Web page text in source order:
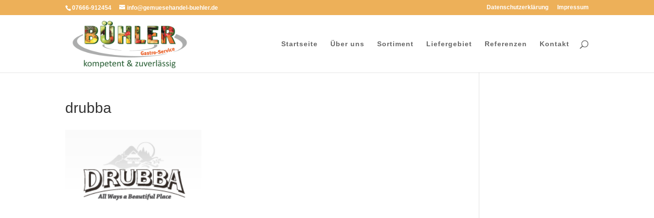
07666-912454 info@gemuesehandel-buehler.de Datenschutzerklärung Impressum
Startseite Über uns Sortiment Liefergebiet Referenzen Kontakt
drubba